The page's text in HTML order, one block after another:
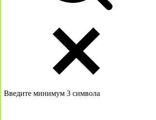
Введите минимум 3 символа